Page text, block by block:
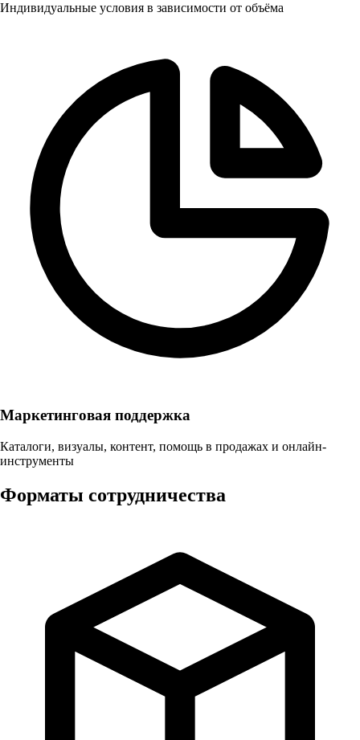
Индивидуальные условия в зависимости от объёма
Маркетинговая поддержка
Каталоги, визуалы, контент, помощь в продажах и онлайн-
инструменты
Форматы сотрудничества